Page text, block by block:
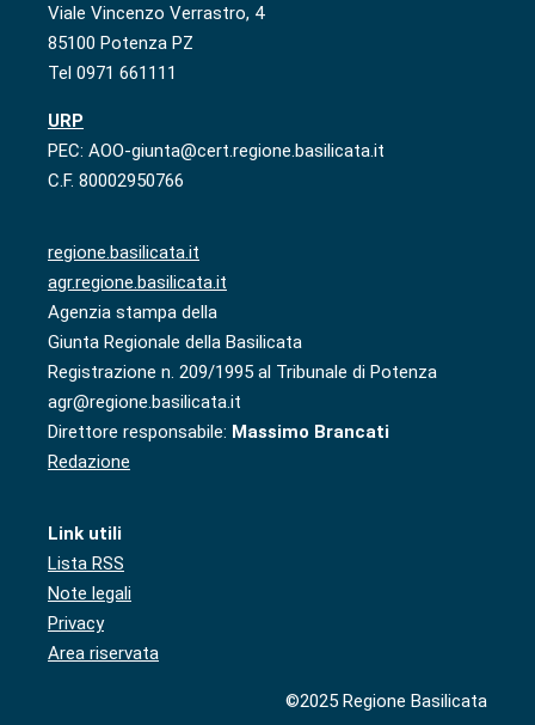
Viale Vincenzo Verrastro, 4
85100 Potenza PZ
Tel 0971 661111
URP
PEC: AOO-giunta@cert.regione.basilicata.it
C.F. 80002950766
regione.basilicata.it
agr.regione.basilicata.it
Agenzia stampa della
Giunta Regionale della Basilicata
Registrazione n. 209/1995 al Tribunale di Potenza
agr@regione.basilicata.it
Direttore responsabile: Massimo Brancati
Redazione
Link utili
Lista RSS
Note legali
Privacy
Area riservata
©2025 Regione Basilicata